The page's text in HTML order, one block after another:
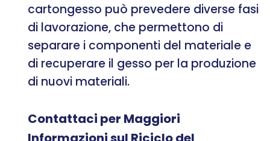
cartongesso può prevedere diverse fasi
di lavorazione, che permettono di
separare i componenti del materiale e
di recuperare il gesso per la produzione
di nuovi materiali.
Contattaci per Maggiori